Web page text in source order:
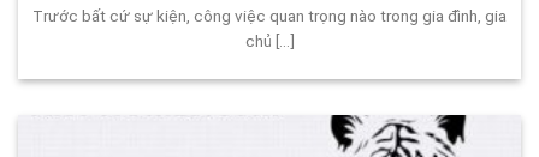
Trước bất cứ sự kiện, công việc quan trọng nào trong gia đình, gia
chủ [...]